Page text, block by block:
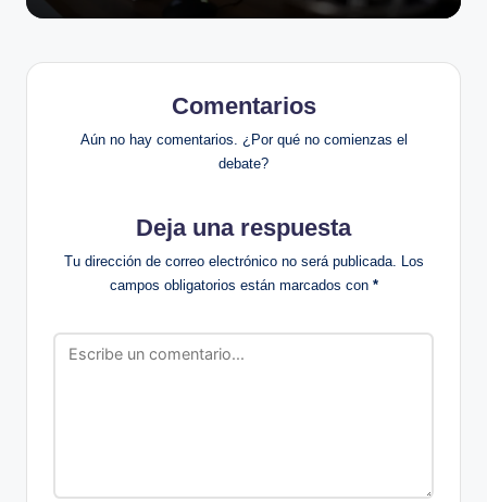
Comentarios
Aún no hay comentarios. ¿Por qué no comienzas el
debate?
Deja una respuesta
Tu dirección de correo electrónico no será publicada.
Los
campos obligatorios están marcados con *